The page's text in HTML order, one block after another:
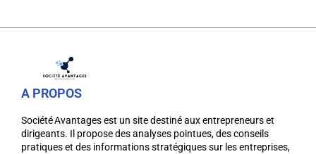
A PROPOS
Société Avantages est un site destiné aux entrepreneurs et
dirigeants. Il propose des analyses pointues, des conseils
pratiques et des informations stratégiques sur les entreprises,